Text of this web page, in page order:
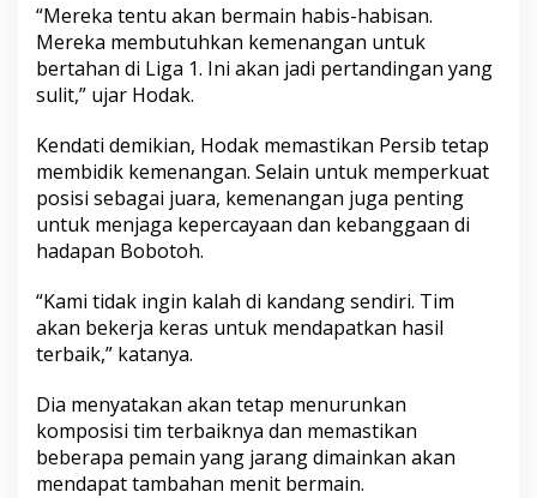
“Mereka tentu akan bermain habis-habisan.
Mereka membutuhkan kemenangan untuk
bertahan di Liga 1. Ini akan jadi pertandingan yang
sulit,” ujar Hodak.
Kendati demikian, Hodak memastikan Persib tetap
membidik kemenangan. Selain untuk memperkuat
posisi sebagai juara, kemenangan juga penting
untuk menjaga kepercayaan dan kebanggaan di
hadapan Bobotoh.
“Kami tidak ingin kalah di kandang sendiri. Tim
akan bekerja keras untuk mendapatkan hasil
terbaik,” katanya.
Dia menyatakan akan tetap menurunkan
komposisi tim terbaiknya dan memastikan
beberapa pemain yang jarang dimainkan akan
mendapat tambahan menit bermain.